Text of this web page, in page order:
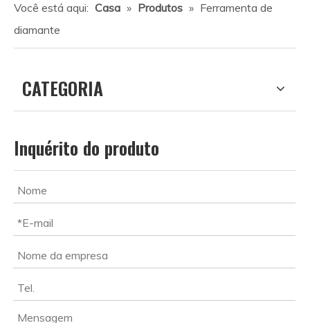
Você está aqui: Casa » Produtos » Ferramenta de
diamante
CATEGORIA
Inquérito do produto